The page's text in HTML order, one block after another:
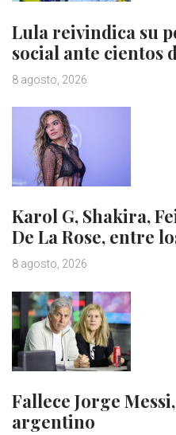
Lula reivindica su
social ante cientos
8 agosto, 2026
Karol G, Shakira,
De La Rose, entre
8 agosto, 2026
Fallece Jorge
argentino